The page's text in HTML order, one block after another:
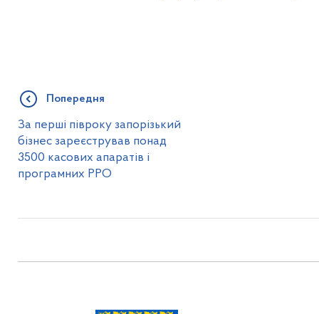
Попередня
За перші півроку запорізький
бізнес зареєстрував понад
3500 касових апаратів і
програмних РРО